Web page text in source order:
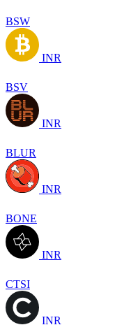
BSW
INR
BSV
INR
BLUR
INR
BONE
INR
CTSI
INR